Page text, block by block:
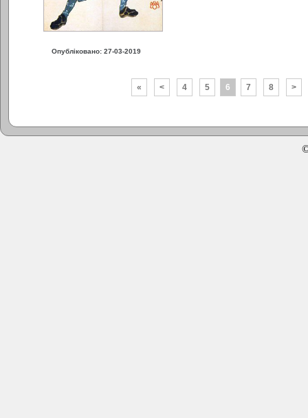
Опубліковано: 27-03-2019
« < 4 5 6 7 8 >